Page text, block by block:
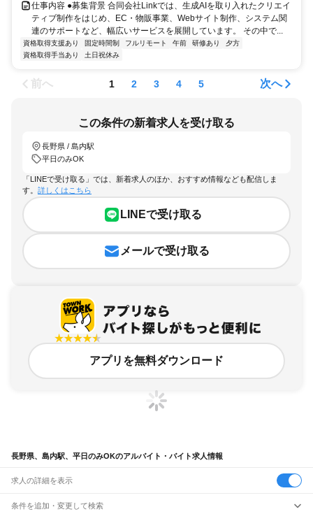
仕事内容 ●募集背景 合同会社Linkでは、生成AIを取り入れたクリエイ
ティブ制作をはじめ、EC・物販事業、Webサイト制作、システム関
連のサポートなど、幅広いサービスを展開しています。 その中で...
資格取得支援あり 固定時間制 フルリモート 午前 研修あり
夕方
資格取得手当あり
土日祝休み
前へ 1 2 3 4 5 次へ
この条件の新着求人を受け取る
長野県 / 島内駅
平日のみOK
「LINEで受け取る」では、新着求人のほか、おすすめ情報なども配信しま
す。 詳しくはこちら
LINEで受け取る
メールで受け取る
アプリを無料ダウンロード
長野県、島内駅、平日のみOKのアルバイト・バイト求人情報
求人の詳細を表示
条件を追加・変更して検索